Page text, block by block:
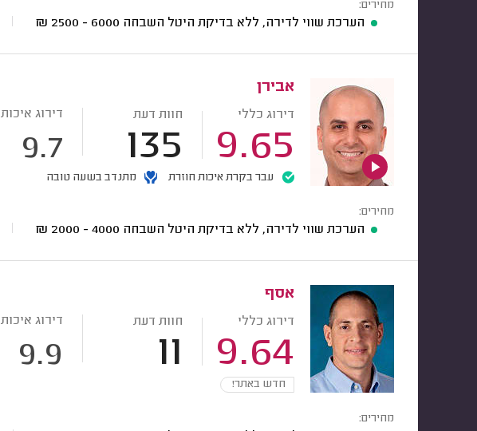
מחירים:
הערכת שווי לדירה, ללא בדיקת היטל השבחה 6000 - 2500
₪
אבירן
דירוג כללי
9.65
חוות דעת
135
דירוג איכות
9.7
עבר בקרת איכות חוזרת מתנדב בשעה טובה
מחירים:
הערכת שווי לדירה, ללא בדיקת היטל השבחה 4000 - 2000
₪
אסף
דירוג כללי
9.64
חוות דעת
11
דירוג איכות
9.9
חדש באתר!
מחירים: